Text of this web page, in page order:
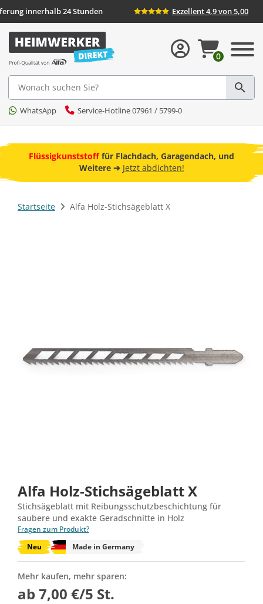
Lieferung innerhalb 24 Stunden Exzellent 4,9 von 5,00
Suche
WhatsApp Service-Hotline 07961 / 5799-0
0
Flüssigkunststofffür Flachdach, Garagendach, und
Weitere ➔ Jetzt abdichten!
Startseite Alfa Holz-Stichsägeblatt X
Alfa Holz-Stichsägeblatt X
Stichsägeblatt mit Reibungsschutzbeschichtung für
saubere und exakte Geradschnitte in Holz
Fragen zum Produkt?
Neu
Made in Germany
Mehr kaufen, mehr sparen:
ab 7,00 €/5 St.